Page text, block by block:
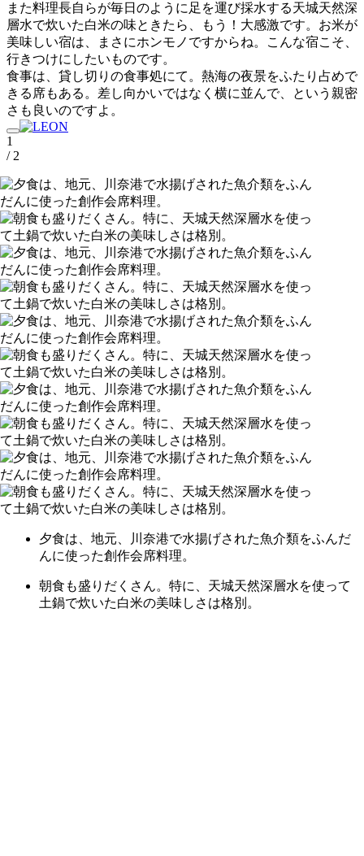
また料理長自らが毎日のように足を運び採水する天城天然深
層水で炊いた白米の味ときたら、もう！大感激です。お米が
美味しい宿は、まさにホンモノですからね。こんな宿こそ、
行きつけにしたいものです。
食事は、貸し切りの食事処にて。熱海の夜景をふたり占めで
きる席もある。差し向かいではなく横に並んで、という親密
さも良いのですよ。
1
/ 2
夕食は、地元、川奈港で水揚げされた魚介類をふんだ
んに使った創作会席料理。
朝食も盛りだくさん。特に、天城天然深層水を使って
土鍋で炊いた白米の美味しさは格別。